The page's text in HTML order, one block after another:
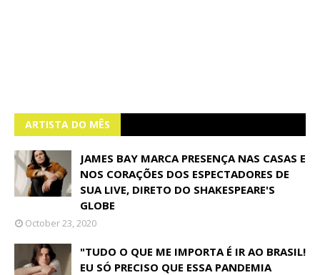
ARTISTA DO MÊS
JAMES BAY MARCA PRESENÇA NAS CASAS E
NOS CORAÇÕES DOS ESPECTADORES DE
SUA LIVE, DIRETO DO SHAKESPEARE'S
GLOBE
October 23, 2020
"TUDO O QUE ME IMPORTA É IR AO BRASIL!
EU SÓ PRECISO QUE ESSA PANDEMIA